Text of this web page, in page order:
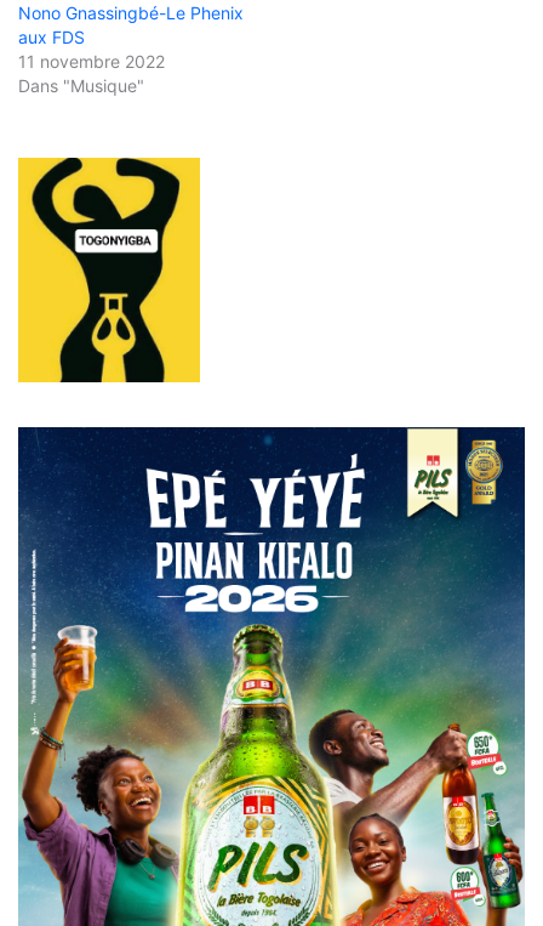
Nono Gnassingbé-Le Phenix
aux FDS
11 novembre 2022
Dans "Musique"